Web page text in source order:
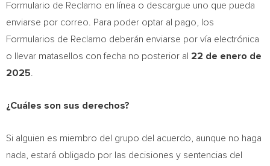
Formulario de Reclamo en línea o descargue uno que pueda
enviarse por correo. Para poder optar al pago, los
Formularios de Reclamo deberán enviarse por vía electrónica
o llevar matasellos con fecha no posterior al 22 de enero de
2025
¿Cuáles son sus derechos?
Si alguien es miembro del grupo del acuerdo, aunque no haga
nada, estará obligado por las decisiones y sentencias del